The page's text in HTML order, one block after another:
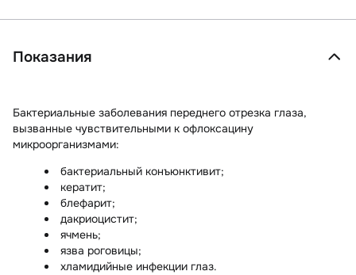
Показания
Бактериальные заболевания переднего отрезка глаза,
вызванные чувствительными к офлоксацину
микроорганизмами:
бактериальный конъюнктивит;
кератит;
блефарит;
дакриоцистит;
ячмень;
язва роговицы;
хламидийные инфекции глаз.